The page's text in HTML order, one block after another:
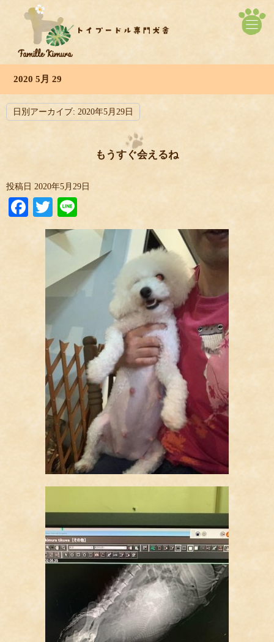
2020 5月 29
日別アーカイブ: 2020年5月29日
もうすぐ会えるね
投稿日 2020年5月29日
Facebook
Twitter